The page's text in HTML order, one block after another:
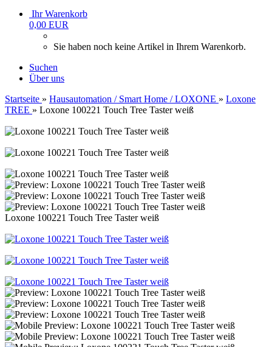
Ihr Warenkorb
0,00 EUR
Sie haben noch keine Artikel in Ihrem Warenkorb.
Suchen
Über uns
Startseite » Hausautomation / Smart Home / LOXONE » Loxone
TREE » Loxone 100221 Touch Tree Taster weiß
Loxone 100221 Touch Tree Taster weiß